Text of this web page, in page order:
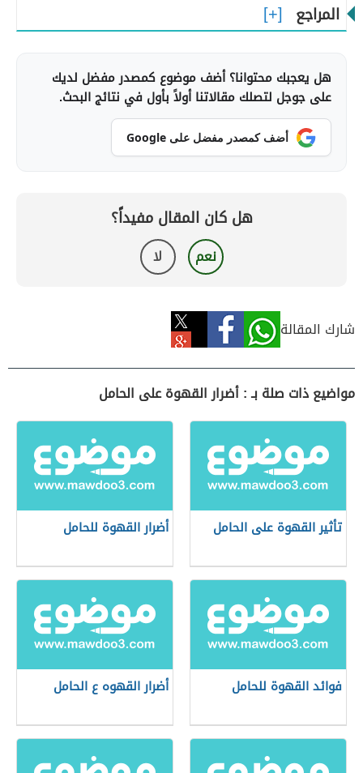
المراجع
هل يعجبك محتوانا؟ أضف موضوع كمصدر مفضل لديك
على جوجل لتصلك مقالاتنا أولاً بأول في نتائج البحث.
أضف كمصدر مفضل على Google
هل كان المقال مفيداً؟
نعم لا
شارك المقالة
مواضيع ذات صلة بـ : أضرار القهوة على الحامل
تأثير القهوة على الحامل أضرار القهوة للحامل
فوائد القهوة للحامل أضرار القهوه ع الحامل